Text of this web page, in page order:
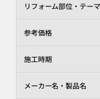
リフォーム部位・テー
参考価格
施工時期
メーカー名・製品名